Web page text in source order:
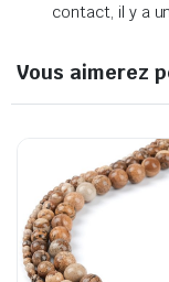
contact, il y a
Vous aimerez